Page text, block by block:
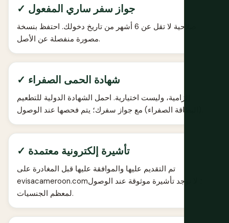
✓ جواز سفر ساري المفعول
صلاحية لا تقل عن 6 أشهر من تاريخ دخولك. احتفظ بنسخة
مصورة منفصلة عن الأصل.
✓ شهادة الحمى الصفراء
إلزامية، وليست اختيارية. احمل الشهادة الدولية للتطعيم
✓ تأشيرة إلكترونية معتمدة
تم التقديم عليها والموافقة عليها قبل المغادرة على
evisacameroon.com؛ لا توجد تأشيرة موثوقة عند الوصول
لمعظم الجنسيات.